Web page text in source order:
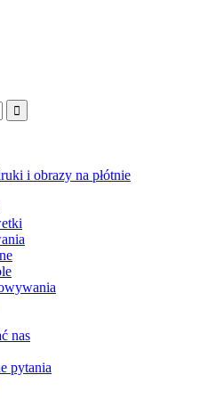
i obrazy na płótnie
nas
pytania